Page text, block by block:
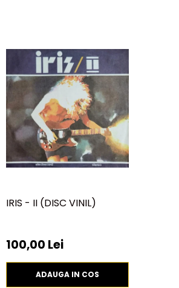
IRIS - II (DISC VINIL)
100,00 Lei
ADAUGA IN COS